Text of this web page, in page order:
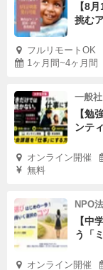
【8
挑む
フルリモートOK
1ヶ月間~4ヶ月間
一般
【勉
ンテ
オンライン開催
無料
NPO
【中
う「
オンライン開催